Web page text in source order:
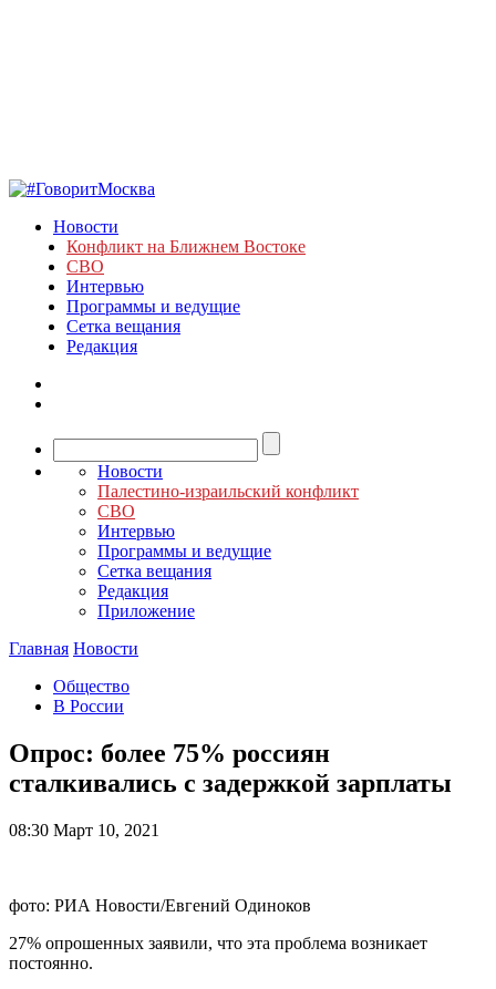
Новости
Конфликт на Ближнем Востоке
СВО
Интервью
Программы и ведущие
Сетка вещания
Редакция
Новости
Палестино-израильский конфликт
СВО
Интервью
Программы и ведущие
Сетка вещания
Редакция
Приложение
Главная Новости
Общество
В России
Опрос: более 75% россиян
сталкивались с задержкой зарплаты
08:30 Март 10, 2021
фото: РИА Новости/Евгений Одиноков
27% опрошенных заявили, что эта проблема возникает
постоянно.